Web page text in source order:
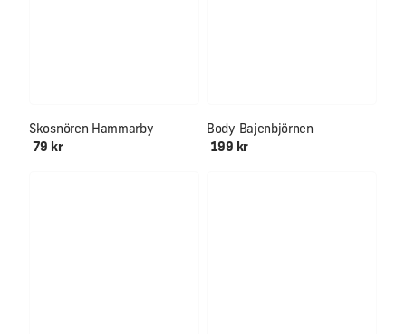
Skosnören Hammarby
79 kr
Body Bajenbjörnen
199 kr